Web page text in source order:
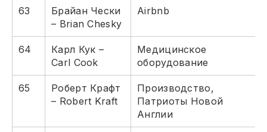
63
Брайан Чески
– Brian Chesky
Airbnb
64
Карл Кук –
Carl Cook
Медицинское
оборудование
65
Роберт Крафт
– Robert Kraft
Производство,
Патриоты Новой
Англии